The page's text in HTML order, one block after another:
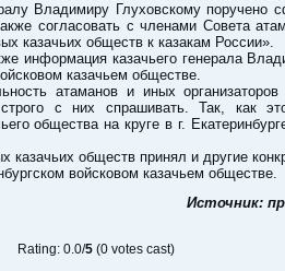
Владимиру Глуховскому поручено
согласовать с членами Совета
казачьих обществ к казакам России».
информация казачьего генерала
казачьем обществе.
атаманов и иных организаторов
с них спрашивать. Так, как
общества на круге в г.
казачьих обществ принял и другие
войсковом казачьем обществе.
Источник:
Rating: 0.0/5 (0 votes cast)